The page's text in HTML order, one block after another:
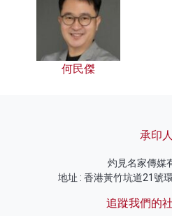
何民傑
承印人
灼見名家傳媒
地址 : 香港黃竹坑道21號
追蹤我們的